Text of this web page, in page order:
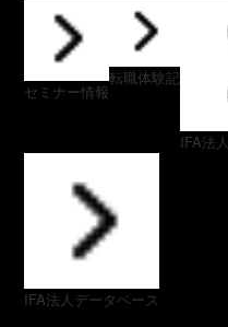
セミナー情報
転職体験記
IFA法
IFA法人データベース